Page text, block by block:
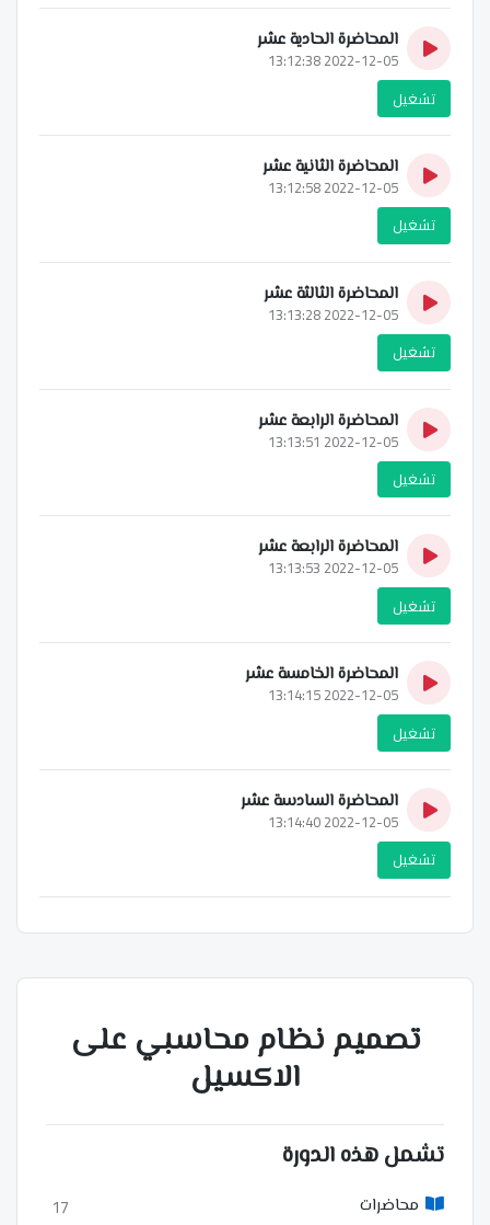
المحاضرة الحادية عشر
2022-12-05 13:12:38
تشغيل
المحاضرة الثانية عشر
2022-12-05 13:12:58
تشغيل
المحاضرة الثالثة عشر
2022-12-05 13:13:28
تشغيل
المحاضرة الرابعة عشر
2022-12-05 13:13:51
تشغيل
المحاضرة الرابعة عشر
2022-12-05 13:13:53
تشغيل
المحاضرة الخامسة عشر
2022-12-05 13:14:15
تشغيل
المحاضرة السادسة عشر
2022-12-05 13:14:40
تشغيل
تصميم نظام محاسبي على
الاكسيل
تشمل هذه الدورة
محاضرات 17